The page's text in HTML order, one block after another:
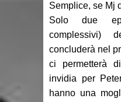
Semplice, se Mj
Solo due
complessivi)
concluderà nel
ci permetterà
invidia per
hanno una